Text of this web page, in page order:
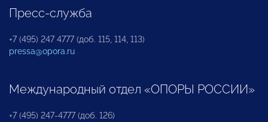
Пресс-служба
+7 (495) 247 4777 (доб. 115, 114, 113)
pressa@opora.ru
Международный отдел «ОПОРЫ РОССИИ»
+7 (495) 247-4777 (доб. 126)